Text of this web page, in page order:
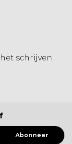
schrijven
Abonneer